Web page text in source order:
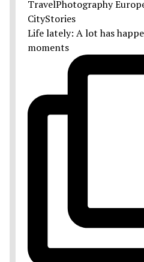
Life lately: A lot has
moments